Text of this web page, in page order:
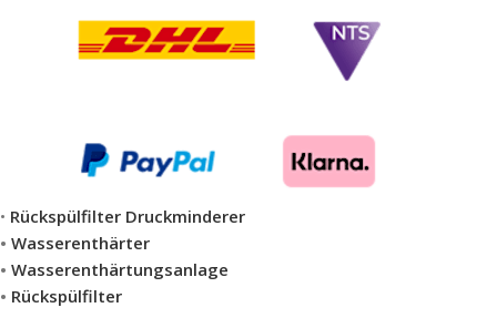
• Rückspülfilter Druckminderer
• Wasserenthärter
• Wasserenthärtungsanlage
• Rückspülfilter